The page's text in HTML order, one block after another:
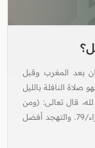
بعد المغرب وقبل
صلاة النافلة بالليل
قال تعالى: (ومن
الليل فَتَهَجَّدْ به نافلةً لك) الإسراء/79. والتهجد أفضل